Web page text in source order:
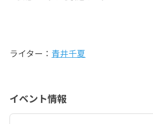
ライター： 青井千夏
イベント情報